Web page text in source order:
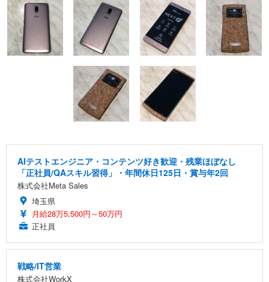
AIテストエンジニア・コンテンツ好き歓迎・残業ほぼなし
「正社員/QAスキル習得」・年間休日125日・賞与年2回
株式会社Meta Sales
埼玉県
月給28万5,500円～50万円
正社員
戦略/IT営業
株式会社WorkX